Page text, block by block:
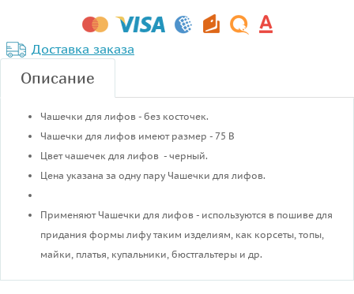
Доставка заказа
Описание
Чашечки для лифов - без косточек.
Чашечки для лифов имеют размер - 75 В
Цвет чашечек для лифов - черный.
Цена указана за одну пару Чашечки для лифов.
Применяют Чашечки для лифов - используются в пошиве для
придания формы лифу таким изделиям, как корсеты, топы,
майки, платья, купальники, бюстгальтеры и др.